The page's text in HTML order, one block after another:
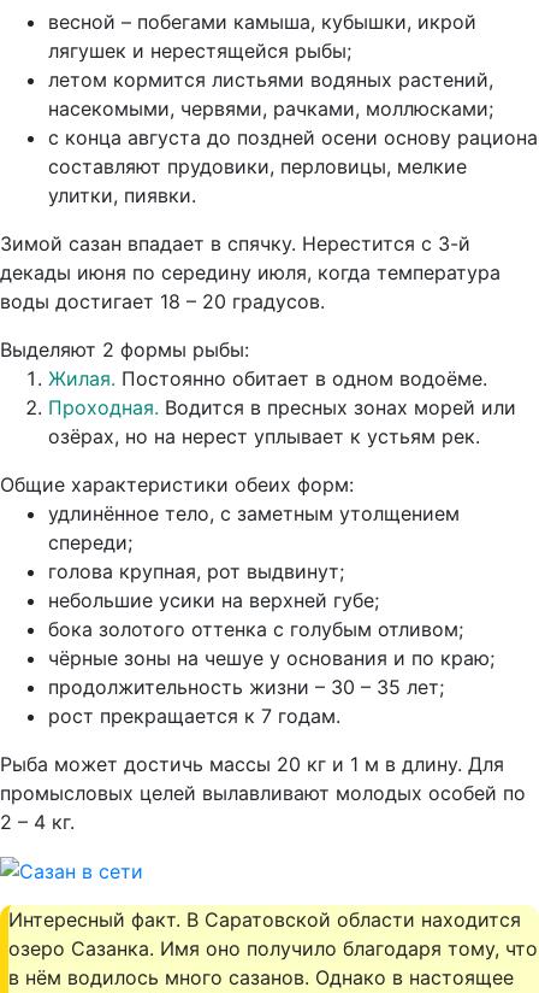
весной – побегами камыша, кубышки, икрой
лягушек и нерестящейся рыбы;
летом кормится листьями водяных растений,
насекомыми, червями, рачками, моллюсками;
с конца августа до поздней осени основу рациона
составляют прудовики, перловицы, мелкие
улитки, пиявки.
Зимой сазан впадает в спячку. Нерестится с 3-й
декады июня по середину июля, когда температура
воды достигает 18 – 20 градусов.
Выделяют 2 формы рыбы:
Жилая. Постоянно обитает в одном водоёме.
Проходная. Водится в пресных зонах морей или
озёрах, но на нерест уплывает к устьям рек.
Общие характеристики обеих форм:
удлинённое тело, с заметным утолщением
спереди;
голова крупная, рот выдвинут;
небольшие усики на верхней губе;
бока золотого оттенка с голубым отливом;
чёрные зоны на чешуе у основания и по краю;
продолжительность жизни – 30 – 35 лет;
рост прекращается к 7 годам.
Рыба может достичь массы 20 кг и 1 м в длину. Для
промысловых целей вылавливают молодых особей по
2 – 4 кг.
Интересный факт. В Саратовской области находится
озеро Сазанка. Имя оно получило благодаря тому, что
в нём водилось много сазанов. Однако в настоящее